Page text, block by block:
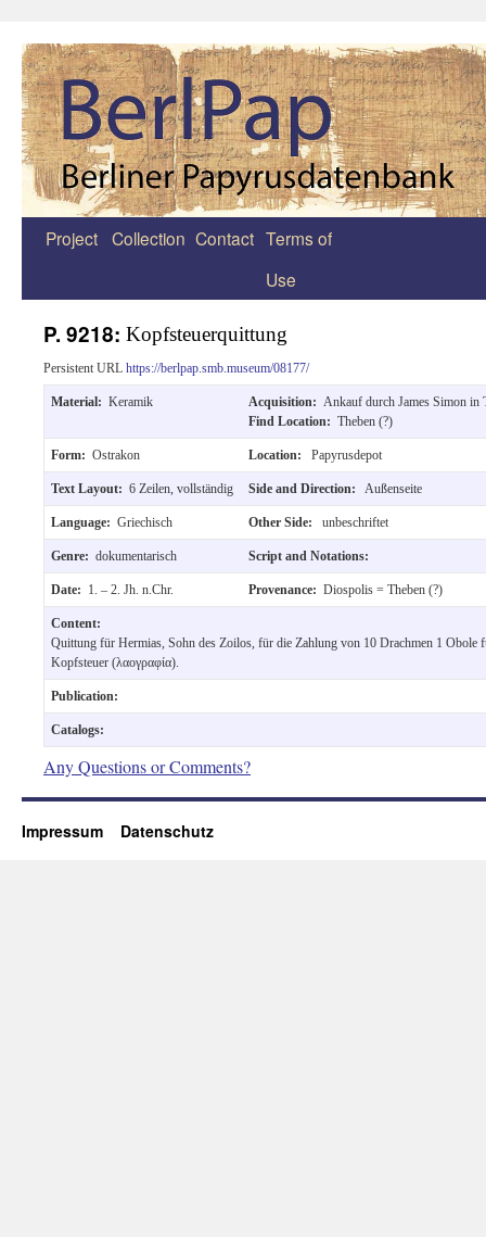
Zum
Project Collection Contact Terms of
Use
P. 9218: Kopfsteuerquittung
Persistent URL https://berlpap.smb.museum/08177/
Material: Keramik Acquisition: Ankauf durch James Simon in
Find Location: Theben (?)
Form: Ostrakon Location: Papyrusdepot
Text Layout: 6 Zeilen, vollständig Side and Direction: Außenseite
Language: Griechisch Other Side: unbeschriftet
Genre: dokumentarisch Script and Notations:
Date: 1. – 2. Jh. n.Chr. Provenance: Diospolis = Theben (?)
Content:
Quittung für Hermias, Sohn des Zoilos, für die Zahlung von 10 Drachmen 1 Obole
Kopfsteuer (λαογραφία).
Publication:
Catalogs:
Any Questions or Comments?
Impressum Datenschutz